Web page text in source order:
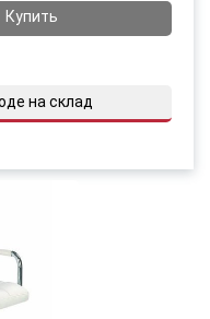
Купить
на склад